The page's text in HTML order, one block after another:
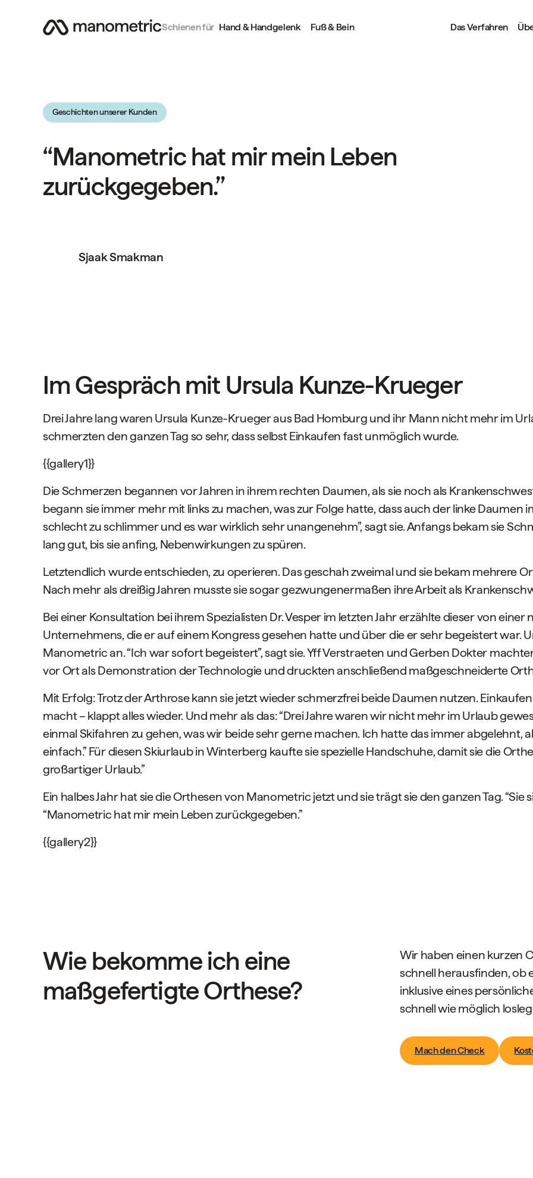
Schienen für Hand & Handgelenk Fuß & Bein Das Verfahren
Geschichten unserer Kunden
‘‘Manometric hat mir mein Leben
zurückgegeben.’’
Sjaak Smakman
Im Gespräch mit Ursula Kunze-Krueger
Drei Jahre lang waren Ursula Kunze-Krueger aus Bad Homburg und ihr Mann nicht mehr im
schmerzten den ganzen Tag so sehr, dass selbst Einkaufen fast unmöglich wurde.
{{gallery1}}
Die Schmerzen begannen vor Jahren in ihrem rechten Daumen, als sie noch als
begann sie immer mehr mit links zu machen, was zur Folge hatte, dass auch der linke Daumen
schlecht zu schlimmer und es war wirklich sehr unangenehm”, sagt sie. Anfangs bekam sie
lang gut, bis sie anfing, Nebenwirkungen zu spüren.
Letztendlich wurde entschieden, zu operieren. Das geschah zweimal und sie bekam mehrere
Nach mehr als dreißig Jahren musste sie sogar gezwungenermaßen ihre Arbeit als
Bei einer Konsultation bei ihrem Spezialisten Dr. Vesper im letzten Jahr erzählte dieser von
Unternehmens, die er auf einem Kongress gesehen hatte und über die er sehr begeistert war.
Manometric an. “Ich war sofort begeistert”, sagt sie. Yff Verstraeten und Gerben Dokter
vor Ort als Demonstration der Technologie und druckten anschließend maßgeschneiderte
Mit Erfolg: Trotz der Arthrose kann sie jetzt wieder schmerzfrei beide Daumen nutzen.
macht – klappt alles wieder. Und mehr als das: “Drei Jahre waren wir nicht mehr im Urlaub
einmal Skifahren zu gehen, was wir beide sehr gerne machen. Ich hatte das immer abgelehnt,
einfach.” Für diesen Skiurlaub in Winterberg kaufte sie spezielle Handschuhe, damit sie die
großartiger Urlaub.”
Ein halbes Jahr hat sie die Orthesen von Manometric jetzt und sie trägt sie den ganzen Tag. “Sie
“Manometric hat mir mein Leben zurückgegeben.”
{{gallery2}}
Wie bekomme ich eine
maßgefertigte Orthese?
Wir haben einen kurzen
schnell herausfinden, ob
inklusive eines
schnell wie möglich
Mach den Check